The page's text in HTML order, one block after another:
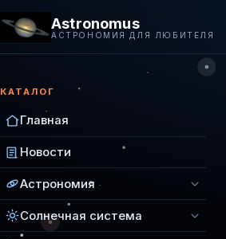
Astronomus
АСТРОНОМИЯ ДЛЯ ЛЮБИТЕЛЯ
КАТАЛОГ
Главная
Новости
Астрономия
Солнечная система